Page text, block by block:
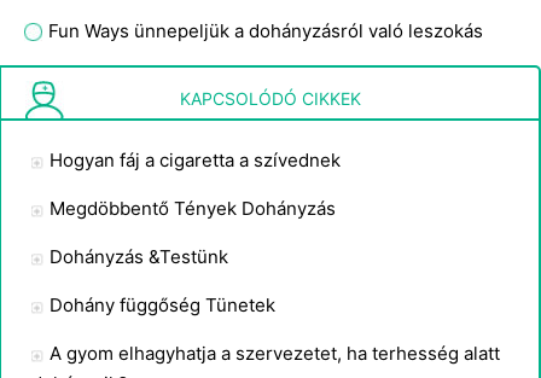
Fun Ways ünnepeljük a dohányzásról való leszokás
Hogyan Beat nikotinKAPCSOLÓDÓ CIKKEK
Hogyan fáj a cigaretta a szívednek
Megdöbbentő Tények Dohányzás
Dohányzás &Testünk
Dohány függőség Tünetek
A gyom elhagyhatja a szervezetet, ha terhesség alatt